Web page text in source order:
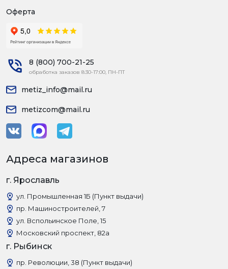
Оферта
8 (800) 700-21-25
обработка заказов 8:30-17:00, ПН-ПТ
metiz_info@mail.ru
metizcom@mail.ru
Адреса магазинов
г. Ярославль
ул. Промышленная 1Б (Пункт выдачи)
пр. Машиностроителей, 7
ул. Вспольинское Поле, 15
Московский проспект, 82а
г. Рыбинск
пр. Революции, 38 (Пункт выдачи)